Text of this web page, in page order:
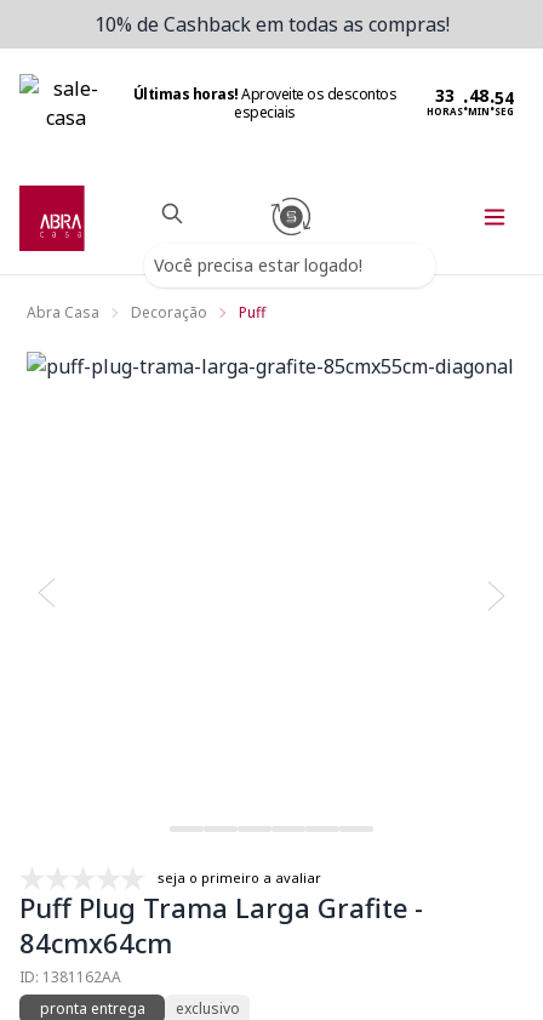
10% de Cashback em todas as compras!
Últimas horas!Aproveite os descontos
especiais
HORAS:MIN:SEG
Você precisa estar logado!
Abra Casa Decoração Puff
seja o primeiro a avaliar
Puff Plug Trama Larga Grafite -
84cmx64cm
ID: 1381162AA
pronta entrega
exclusivo